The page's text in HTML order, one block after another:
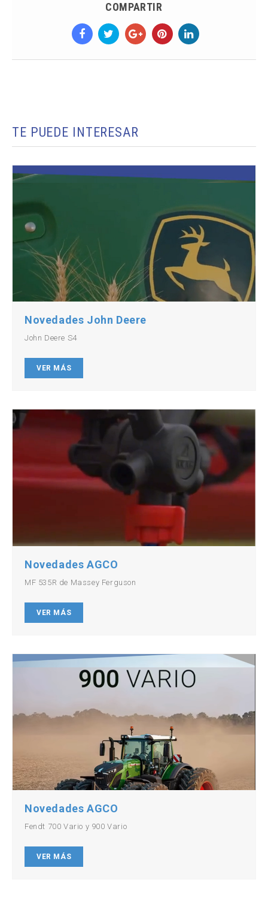
COMPARTIR
TE PUEDE INTERESAR
Novedades John Deere
John Deere S4
VER MÁS
Novedades AGCO
MF 535R de Massey Ferguson
VER MÁS
Novedades AGCO
Fendt 700 Vario y 900 Vario
VER MÁS